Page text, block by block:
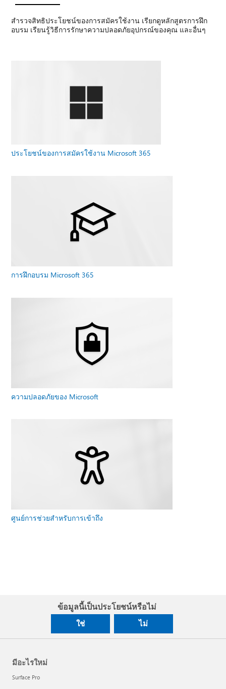
สํารวจสิทธิประโยชน์ของการสมัครใช้งาน เรียกดูหลักสูตรการฝึก
อบรม เรียนรู้วิธีการรักษาความปลอดภัยอุปกรณ์ของคุณ และอื่นๆ
ประโยชน์ของการสมัครใช้งาน Microsoft 365
การฝึกอบรม Microsoft 365
ความปลอดภัยของ Microsoft
ศูนย์การช่วยสําหรับการเข้าถึง
ข้อมูลนี้เป็นประโยชน์หรือไม่
ใช่ ไม่
มีอะไรใหม่
Surface Pro